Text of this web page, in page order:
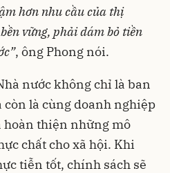
hơnnhucầucủa thị
bềnvững, phảidámbỏ tiền
”, ông Phong nói.
nước không chỉ là ban
còn là cùng doanh nghiệp
hoàn thiện những mô
chất cho xã hội. Khi
tiễn tốt, chính sách sẽ